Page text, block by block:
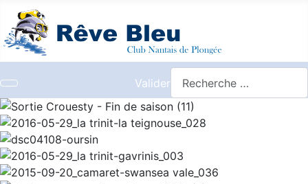
Valider